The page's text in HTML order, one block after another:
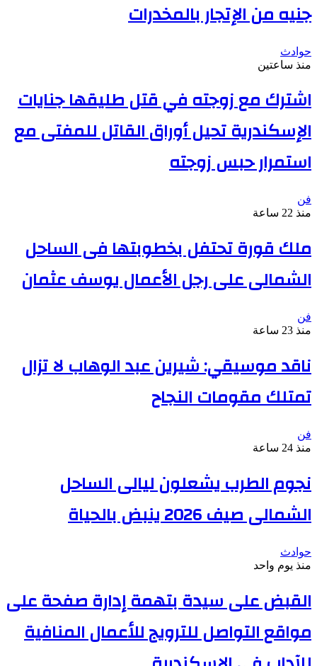
جنيه من الإتجار بالمخدرات
حوادث
منذ ساعتين
اشترك مع زوجته في قتل طليقها جنايات
الإسكندرية تحيل أوراق القاتل للمفتى مع
استمرار حبس زوجته
فن
منذ 22 ساعة
ملك قورة تحتفل بخطوبتها فى الساحل
الشمالى على رجل الأعمال يوسف عثمان
فن
منذ 23 ساعة
ناقد موسيقي: شيرين عبد الوهاب لا تزال
تمتلك مقومات النجاح
فن
منذ 24 ساعة
نجوم الطرب يشعلون ليالى الساحل
الشمالى صيف 2026 ينبض بالحياة
حوادث
منذ يوم واحد
القبض على سيدة بتهمة إدارة صفحة على
مواقع التواصل للترويج للأعمال المنافية